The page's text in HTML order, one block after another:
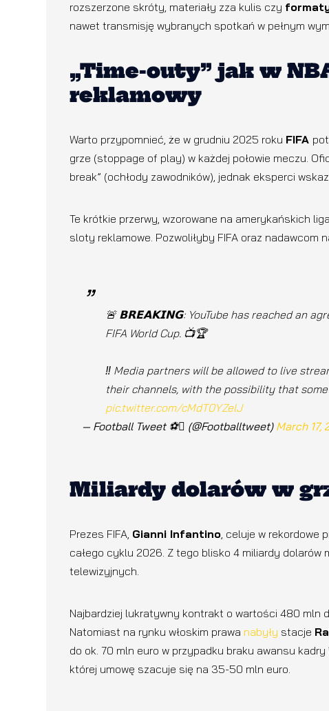
rozszerzone skróty, materiały zza kulis czy
nawet transmisję wybranych spotkań w pełnym
„Time-outy” jak w
reklamowy
Warto przypomnieć, że w grudniu 2025 roku FIFA
grze (stoppage of play) w każdej połowie meczu.
break” (ochłody zawodników), jednak eksperci
Te krótkie przerwy, wzorowane na amerykańskich
sloty reklamowe. Pozwoliłyby FIFA oraz
🚨 𝗕𝗥𝗘𝗔𝗞𝗜𝗡𝗚: YouTube has reached an
FIFA World Cup. 📺🏆
‼️ Media partners will be allowed to live
their channels, with the possibility that
pic.twitter.com/cMdT0YZelJ
— Football Tweet ⚽ (@Footballtweet) March 17,
Miliardy dolarów w
Prezes FIFA, Gianni Infantino, celuje w rekordowe
całego cyklu 2026. Z tego blisko 4 miliardy
telewizyjnych.
Najbardziej lukratywny kontrakt o wartości 480 mln
Natomiast na rynku włoskim prawa nabyły stacje
do ok. 70 mln euro w przypadku braku awansu
której umowę szacuje się na 35-50 mln euro.